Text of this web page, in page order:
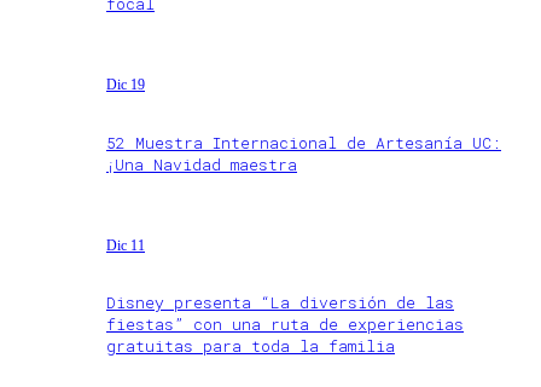
Dic 19
52 Muestra Internacional de Artesanía UC:
¡Una Navidad maestra
Dic 11
Disney presenta “La diversión de las
fiestas” con una ruta de experiencias
gratuitas para toda la familia